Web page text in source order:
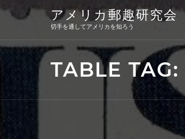
to
content
アメリカ郵趣研究会
切手を通してアメリカを知ろう
TABLE TAG: